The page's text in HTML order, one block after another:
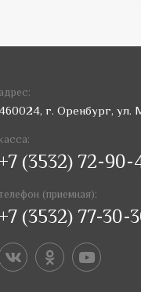
адрес:
г. Оренбург, ул.
+7 (3532) 72-90-
телефон (приемная):
+7 (3532) 77-30-